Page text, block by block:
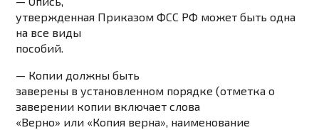
утвержденная Приказом ФСС РФ может быть одна
на все виды
пособий.
— Копии должны быть
заверены в установленном порядке (отметка о
заверении копии включает слова
«Верно» или «Копия верна», наименование